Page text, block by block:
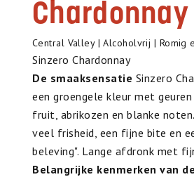
Chardonnay
Central Valley | Alcoholvrij | Romig
Sinzero Chardonnay
De smaaksensatie Sinzero
een groengele kleur met
fruit, abrikozen en blanke
veel frisheid, een fijne bite en
beleving". Lange afdronk met
Belangrijke kenmerken van